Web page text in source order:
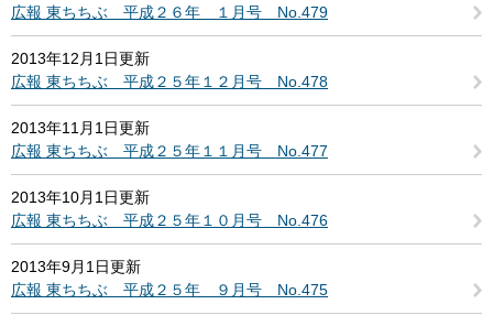
広報 東ちちぶ 平成２６年 １月号 No.479
2013年12月1日更新
広報 東ちちぶ 平成２５年１２月号 No.478
2013年11月1日更新
広報 東ちちぶ 平成２５年１１月号 No.477
2013年10月1日更新
広報 東ちちぶ 平成２５年１０月号 No.476
2013年9月1日更新
広報 東ちちぶ 平成２５年 ９月号 No.475